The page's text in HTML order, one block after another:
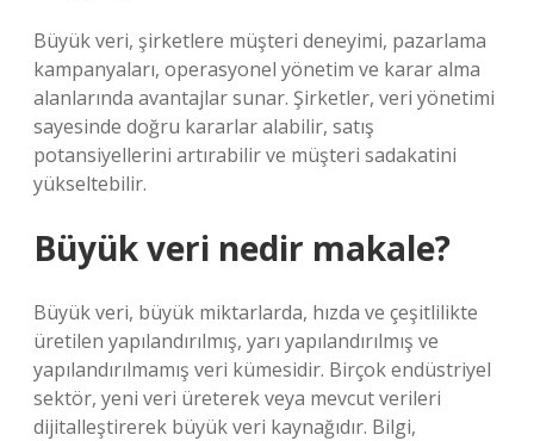
Büyük veri, şirketlere müşteri deneyimi, pazarlama
kampanyaları, operasyonel yönetim ve karar alma
alanlarında avantajlar sunar. Şirketler, veri yönetimi
sayesinde doğru kararlar alabilir, satış
potansiyellerini artırabilir ve müşteri sadakatini
yükseltebilir.
Büyük veri nedir makale?
Büyük veri, büyük miktarlarda, hızda ve çeşitlilikte
üretilen yapılandırılmış, yarı yapılandırılmış ve
yapılandırılmamış veri kümesidir. Birçok endüstriyel
sektör, yeni veri üreterek veya mevcut verileri
dijitalleştirerek büyük veri kaynağıdır. Bilgi,